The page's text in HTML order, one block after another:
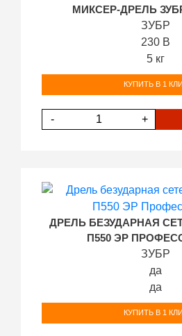
МИКСЕР-ДРЕЛЬ
ЗУБР
230 В
5 кг
КУПИТЬ В 1
- +
ДРЕЛЬ БЕЗУДАРНАЯ
П550 ЭР
ЗУБР
да
да
КУПИТЬ В 1